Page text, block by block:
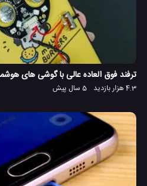
ترفند فوق العاده عالی با گوشی های
4.3 هزار بازدید 5 سال پیش